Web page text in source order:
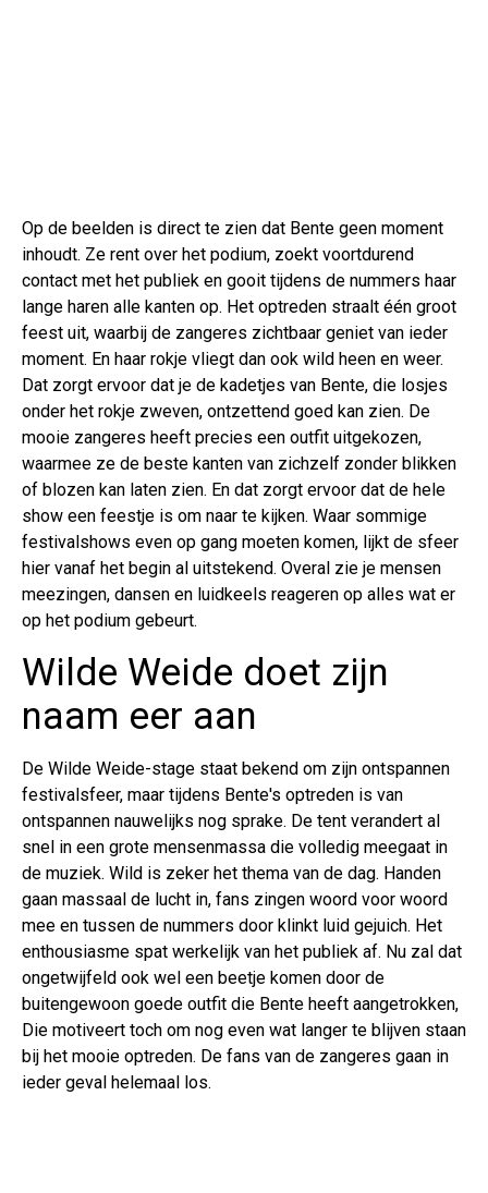
Op de beelden is direct te zien dat Bente geen moment
inhoudt. Ze rent over het podium, zoekt voortdurend
contact met het publiek en gooit tijdens de nummers haar
lange haren alle kanten op. Het optreden straalt één groot
feest uit, waarbij de zangeres zichtbaar geniet van ieder
moment. En haar rokje vliegt dan ook wild heen en weer.
Dat zorgt ervoor dat je de kadetjes van Bente, die losjes
onder het rokje zweven, ontzettend goed kan zien. De
mooie zangeres heeft precies een outfit uitgekozen,
waarmee ze de beste kanten van zichzelf zonder blikken
of blozen kan laten zien. En dat zorgt ervoor dat de hele
show een feestje is om naar te kijken. Waar sommige
festivalshows even op gang moeten komen, lijkt de sfeer
hier vanaf het begin al uitstekend. Overal zie je mensen
meezingen, dansen en luidkeels reageren op alles wat er
op het podium gebeurt.
Wilde Weide doet zijn
naam eer aan
De Wilde Weide-stage staat bekend om zijn ontspannen
festivalsfeer, maar tijdens Bente's optreden is van
ontspannen nauwelijks nog sprake. De tent verandert al
snel in een grote mensenmassa die volledig meegaat in
de muziek. Wild is zeker het thema van de dag. Handen
gaan massaal de lucht in, fans zingen woord voor woord
mee en tussen de nummers door klinkt luid gejuich. Het
enthousiasme spat werkelijk van het publiek af. Nu zal dat
ongetwijfeld ook wel een beetje komen door de
buitengewoon goede outfit die Bente heeft aangetrokken,
Die motiveert toch om nog even wat langer te blijven staan
bij het mooie optreden. De fans van de zangeres gaan in
ieder geval helemaal los.